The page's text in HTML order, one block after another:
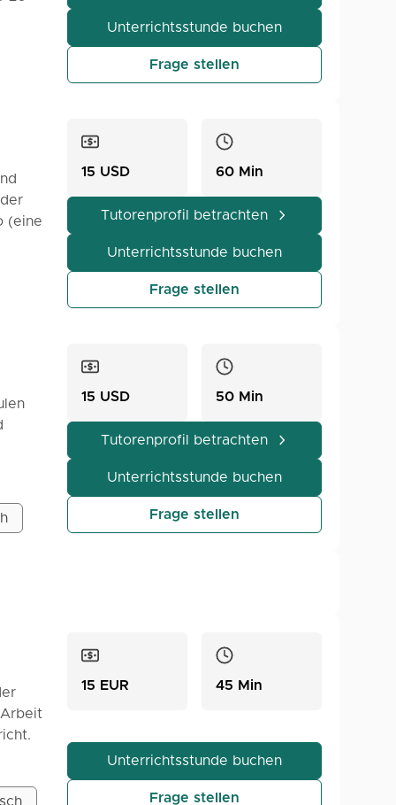
aus
lang
Unterrichtsstunde buchen
Frage stellen
(eine
–
dir
15 USD 60 Min
Tutorenprofil betrachten
Unterrichtsstunde buchen
Frage stellen
eine
15 USD 50 Min
Tutorenprofil betrachten
Unterrichtsstunde buchen
Frage stellen
15 EUR 45 Min
Unterrichtsstunde buchen
Frage stellen